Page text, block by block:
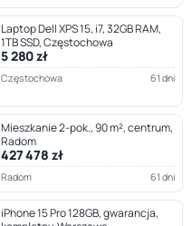
Laptop Dell XPS 15, i7, 32GB RAM,
1TB SSD, Częstochowa
5 280 zł
Częstochowa 61 dni
Mieszkanie 2-pok., 90 m², centrum,
Radom
427 478 zł
Radom 61 dni
iPhone 15 Pro 128GB, gwarancja,